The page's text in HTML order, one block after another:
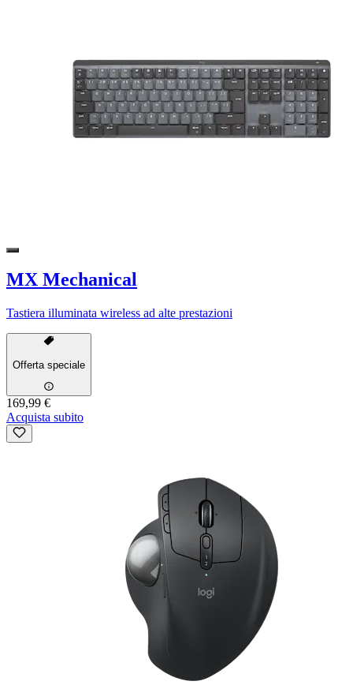
MX Mechanical
Tastiera illuminata wireless ad alte prestazioni
Offerta speciale
169,99 €
Acquista subito